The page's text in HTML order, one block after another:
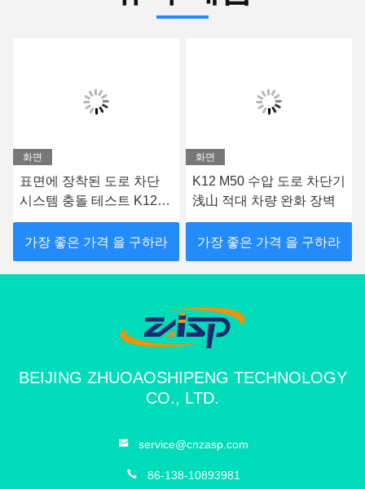
화면
표면에 장착된 도로 차단
시스템 충돌 테스트 K12
도로 차단기 주변 보호
가장 좋은 가격 을 구하라
화면
K12 M50 수압 도로 차단기
浅山 적대 차량 완화 장벽
가장 좋은 가격 을 구하라
BEIJING ZHUOAOSHIPENG TECHNOLOGY
CO., LTD.
service@cnzasp.com
86-138-10893981